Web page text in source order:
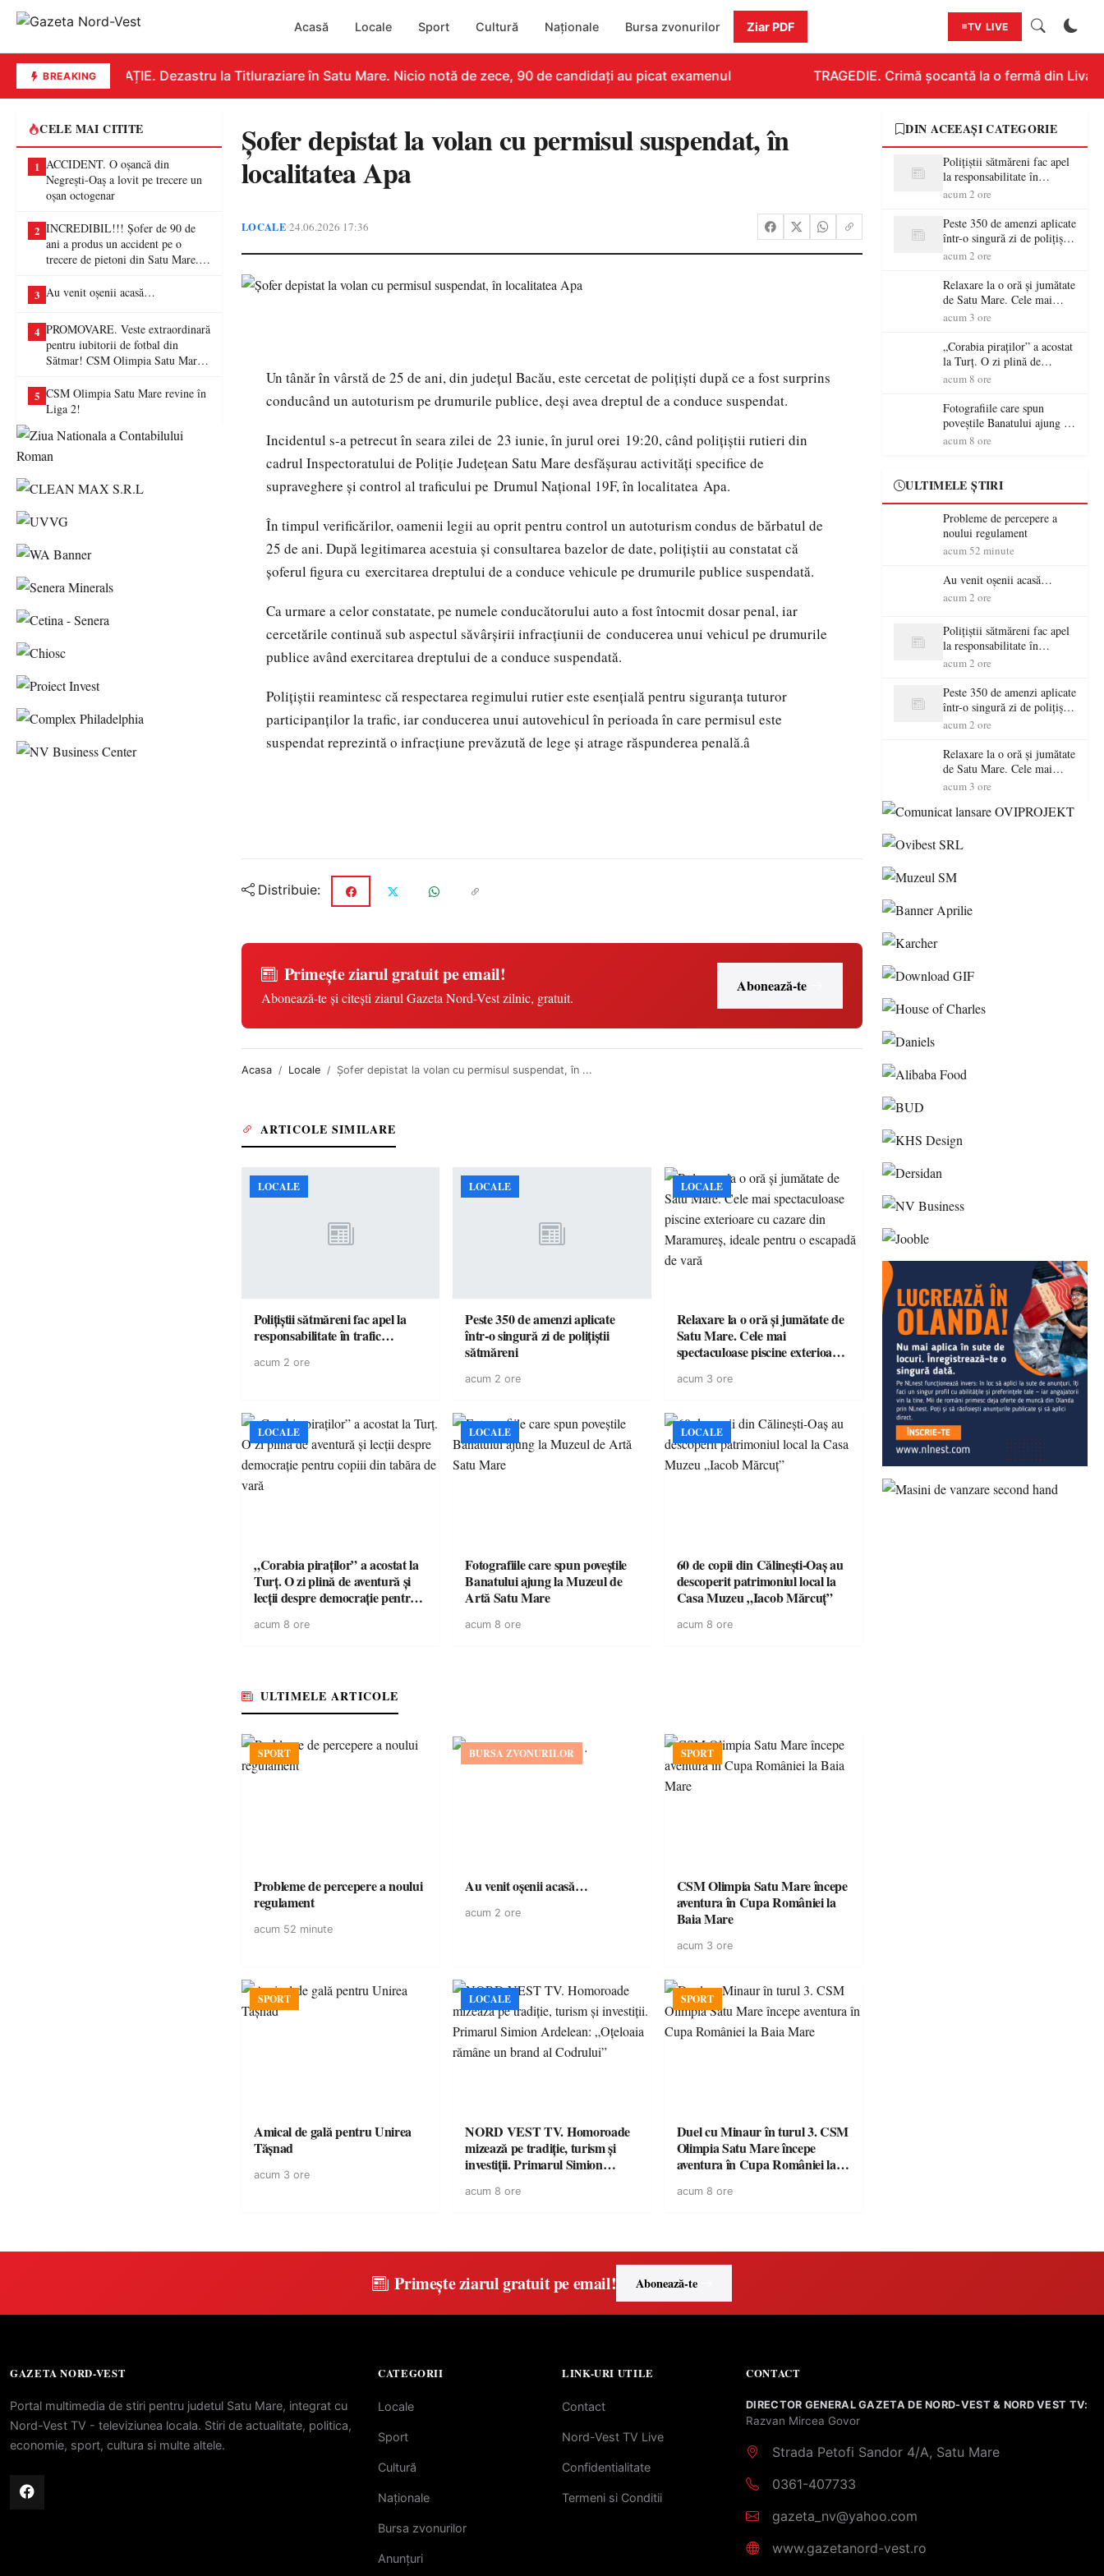
Acasă Locale Sport Cultură Naționale Bursa zvonurilor Ziar PDF TV LIVE
BREAKINGEDUCAȚIE. Dezastru la Titluraziare în Satu Mare. Nicio notă de zece, 90 de candidați au picat examenul TRAGEDIE. Crimă șocantă la o fermă din
CELE MAI CITITE
1 ACCIDENT. O oșancă din
Negrești-Oaș a lovit pe trecere un
oșan octogenar
2 INCREDIBIL!!! Șofer de 90 de
ani a produs un accident pe o
trecere de pietoni din Satu Mare. O
3 Au venit oșenii acasă…
4 PROMOVARE. Veste extraordinară
pentru iubitorii de fotbal din
Sătmar! CSM Olimpia Satu Mare
5 CSM Olimpia Satu Mare revine în
Liga 2!
Șofer depistat la volan cu permisul suspendat, în
localitatea Apa
LOCALE•24.06.2026 17:36
Un tânăr în vârstă de 25 de ani, din județul Bacău, este cercetat de polițiști după ce a fost surprins
conducând un autoturism pe drumurile publice, deși avea dreptul de a conduce suspendat.
Incidentul s-a petrecut în seara zilei de 23 iunie, în jurul orei 19:20, când polițiștii rutieri din
cadrul Inspectoratului de Poliție Județean Satu Mare desfășurau activități specifice de
supraveghere și control al traficului pe Drumul Național 19F, în localitatea Apa.
În timpul verificărilor, oamenii legii au oprit pentru control un autoturism condus de bărbatul de
25 de ani. După legitimarea acestuia și consultarea bazelor de date, polițiștii au constatat că
șoferul figura cu exercitarea dreptului de a conduce vehicule pe drumurile publice suspendată.
Ca urmare a celor constatate, pe numele conducătorului auto a fost întocmit dosar penal, iar
cercetările continuă sub aspectul săvârșirii infracțiunii de conducerea unui vehicul pe drumurile
publice având exercitarea dreptului de a conduce suspendată.
Polițiștii reamintesc că respectarea regimului rutier este esențială pentru siguranța tuturor
participanților la trafic, iar conducerea unui autovehicul în perioada în care permisul este
suspendat reprezintă o infracțiune prevăzută de lege și atrage răspunderea penală.â
Distribuie:
Primește ziarul gratuit pe email!
Abonează-te și citești ziarul Gazeta Nord-Vest zilnic, gratuit.
Abonează-te
Acasa Locale Șofer depistat la volan cu permisul suspendat, în ...
ARTICOLE SIMILARE
LOCALE
Polițiștii sătmăreni fac apel la
responsabilitate în trafic…
acum 2 ore
LOCALE
Peste 350 de amenzi aplicate
într-o singură zi de polițiștii
sătmăreni
acum 2 ore
LOCALE
Relaxare la o oră și jumătate de
Satu Mare. Cele mai
spectaculoase piscine exterioare
pentru o escapadă de vară
acum 3 ore
LOCALE
„Corabia piraților” a acostat la
Turț. O zi plină de aventură și
lecții despre democrație pentru
acum 8 ore
LOCALE
Fotografiile care spun poveștile
Banatului ajung la Muzeul de
Artă Satu Mare
acum 8 ore
LOCALE
60 de copii din Călinești-Oaș au
descoperit patrimoniul local la
Casa Muzeu „Iacob Mărcuț”
acum 8 ore
ULTIMELE ARTICOLE
SPORT
Probleme de percepere a noului
regulament
acum 52 minute
BURSA ZVONURILOR
Au venit oșenii acasă…
acum 2 ore
SPORT
CSM Olimpia Satu Mare începe
aventura în Cupa României la
Baia Mare
acum 3 ore
SPORT
Amical de gală pentru Unirea
Tășnad
acum 3 ore
LOCALE
NORD VEST TV. Homoroade
mizează pe tradiție, turism și
investiții. Primarul Simion
brand al Codrului”
acum 8 ore
SPORT
Duel cu Minaur în turul 3. CSM
Olimpia Satu Mare începe
aventura în Cupa României la
acum 8 ore
DIN ACEEAȘI CATEGORIE
Polițiștii sătmăreni fac apel
la responsabilitate în
trafic…
acum 2 ore
Peste 350 de amenzi aplicate
într-o singură zi de polițiștii
sătmăreni
acum 2 ore
Relaxare la o oră și jumătate
de Satu Mare. Cele mai
spectaculoase piscine
Maramureș, ideale pentru o
escapadă de vară
acum 3 ore
„Corabia piraților” a acostat
la Turț. O zi plină de
aventură și lecții despre
tabăra de vară
acum 8 ore
Fotografiile care spun
poveștile Banatului ajung la
Muzeul de Artă Satu Mare
acum 8 ore
ULTIMELE ȘTIRI
Probleme de percepere a
noului regulament
acum 52 minute
Au venit oșenii acasă…
acum 2 ore
Polițiștii sătmăreni fac apel
la responsabilitate în
trafic…
acum 2 ore
Peste 350 de amenzi aplicate
într-o singură zi de polițiștii
sătmăreni
acum 2 ore
Relaxare la o oră și jumătate
de Satu Mare. Cele mai
spectaculoase piscine
Maramureș, ideale pentru o
acum 3 ore
Primește ziarul gratuit pe email! Abonează-te
GAZETA NORD-VEST
Portal multimedia de stiri pentru judetul Satu Mare, integrat cu
Nord-Vest TV - televiziunea locala. Stiri de actualitate, politica,
economie, sport, cultura si multe altele.
CATEGORII
Locale
Sport
Cultură
Naționale
Bursa zvonurilor
Anunțuri
LINK-URI UTILE
Contact
Nord-Vest TV Live
Confidentialitate
Termeni si Conditii
CONTACT
DIRECTOR GENERAL GAZETA DE NORD-VEST & NORD VEST TV:
Razvan Mircea Govor
Strada Petofi Sandor 4/A, Satu Mare
0361-407733
gazeta_nv@yahoo.com
www.gazetanord-vest.ro